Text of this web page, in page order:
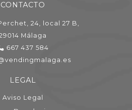
CONTACTO
24, local 27 B,
Málaga
667 437 584
LEGAL
Aviso Legal